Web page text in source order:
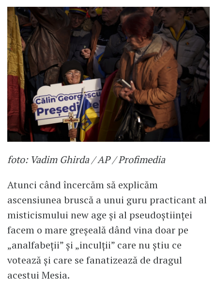
foto: Vadim Ghirda / AP / Profimedia
Atunci când încercăm să explicăm
ascensiunea bruscă a unui guru practicant al
misticismului new age și al pseudoștiinței
facem o mare greșeală dând vina doar pe
„analfabeții” și „inculții” care nu știu ce
votează și care se fanatizează de dragul
acestui Mesia.